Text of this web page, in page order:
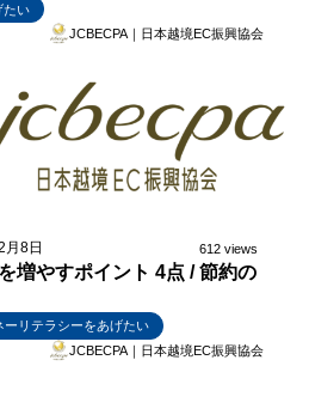
たい
JCBECPA｜日本越境EC振興協会
月8日 612 views
増やすポイント 4点 / 節約の
ーリテラシーをあげたい
JCBECPA｜日本越境EC振興協会